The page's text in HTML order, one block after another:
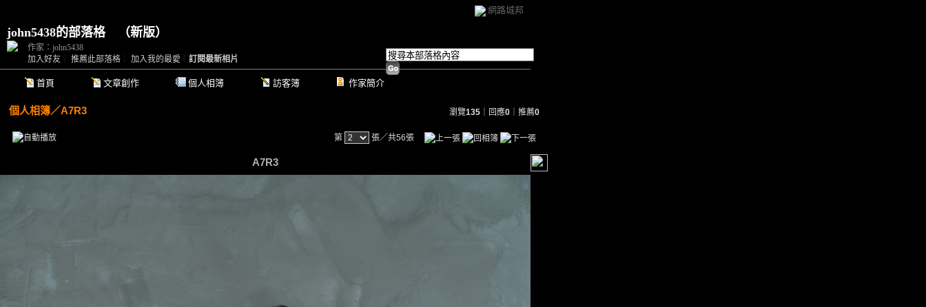
網路城邦
john5438的部落格（新版）
首頁 文章創作 個人相簿 訪客簿 作家簡介
加入好友 推薦此部落格 加入我的最愛 訂閱最新相片
作家：john5438
個人相簿／A7R3 瀏覽135｜回應0｜推薦0
第 張／共56張
A7R3